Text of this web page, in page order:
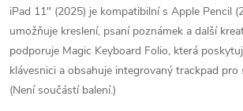
iPad 11" (2025) je kompatibilní s Apple Pencil
umožňuje kreslení, psaní poznámek a další
podporuje Magic Keyboard Folio, která
klávesnici a obsahuje integrovaný trackpad pro
(Není součástí balení.)